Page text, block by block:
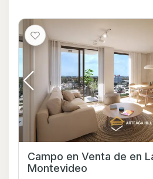
Campo en Venta de en La Blanqueada,
Montevideo